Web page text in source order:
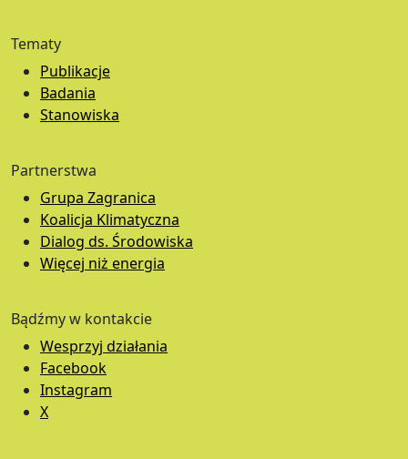
Tematy
Publikacje
Badania
Stanowiska
Partnerstwa
Grupa Zagranica
Koalicja Klimatyczna
Dialog ds. Środowiska
Więcej niż energia
Bądźmy w kontakcie
Wesprzyj działania
Facebook
Instagram
X